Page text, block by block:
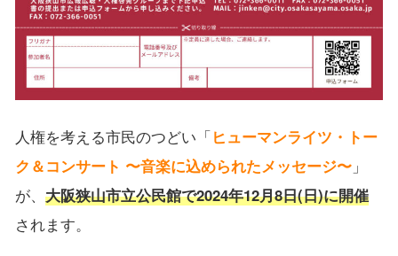
人権を考える市民のつどい「ヒューマンライツ・トー
ク＆コンサート 〜音楽に込められたメッセージ〜」
が、 大阪狭山市立公民館で2024年12月8日(日)に開催
されます。